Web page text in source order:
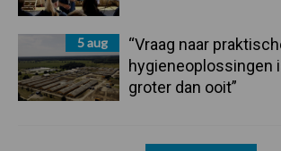
5 aug
“Vraag naar
hygieneoplossingen
groter dan ooit”